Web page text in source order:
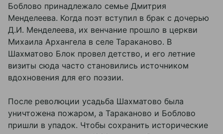
Боблово принадлежало семье Дмитрия
Менделеева. Когда поэт вступил в брак с дочерью
Д.И. Менделеева, их венчание прошло в церкви
Михаила Архангела в селе Тараканово. В
Шахматово Блок провел детство, и его летние
визиты сюда часто становились источником
вдохновения для его поэзии.
После революции усадьба Шахматово была
уничтожена пожаром, а Тараканово и Боблово
пришли в упадок. Чтобы сохранить исторические